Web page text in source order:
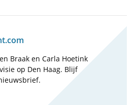
Braak en Carla Hoetink
op Den Haag. Blijf